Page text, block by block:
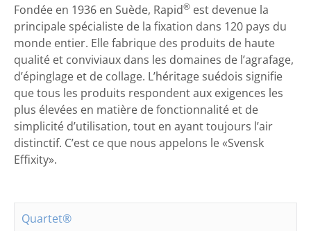
Fondée en 1936 en Suède, Rapid® est devenue la
principale spécialiste de la fixation dans 120 pays du
monde entier. Elle fabrique des produits de haute
qualité et conviviaux dans les domaines de l’agrafage,
d’épinglage et de collage. L’héritage suédois signifie
que tous les produits respondent aux exigences les
plus élevées en matière de fonctionnalité et de
simplicité d’utilisation, tout en ayant toujours l’air
distinctif. C’est ce que nous appelons le «Svensk
Effixity».
Quartet®